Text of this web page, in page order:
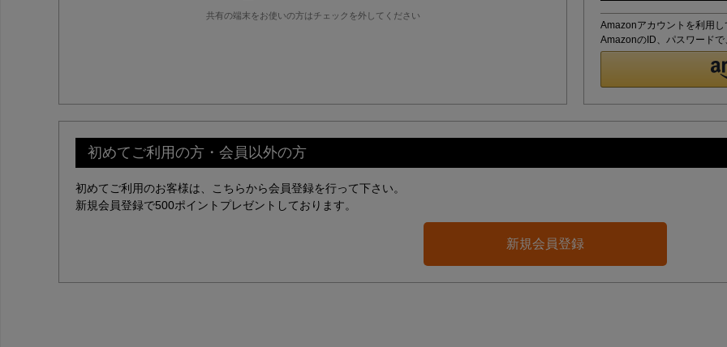
共有の端末をお使いの方はチェックを外してください
Amazonアカウントを利用し
AmazonのID、パスワードで
初めてご利用の方・会員以外の方
初めてご利用のお客様は、こちらから会員登録を行って下さい。
新規会員登録で500ポイントプレゼントしております。